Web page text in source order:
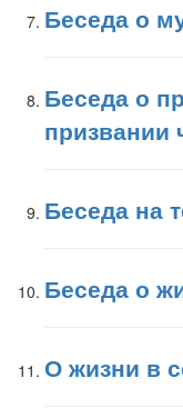
Беседа о
Беседа о
призвании
Беседа на
Беседа о
О жизни в